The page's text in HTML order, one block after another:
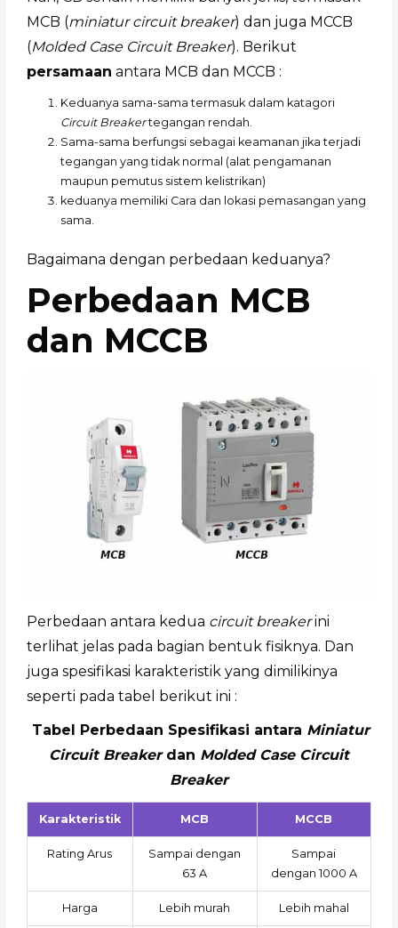
MCB (miniatur circuit breaker) dan juga MCCB
(Molded Case Circuit Breaker). Berikut
persamaan antara MCB dan MCCB :
Keduanya sama-sama termasuk dalam katagori
Circuit Breakertegangan rendah.
Sama-sama berfungsi sebagai keamanan jika terjadi
tegangan yang tidak normal (alat pengamanan
maupun pemutus sistem kelistrikan)
keduanya memiliki Cara dan lokasi pemasangan yang
sama.
Bagaimana dengan perbedaan keduanya?
Perbedaan MCB
dan MCCB
Perbedaan antara kedua circuit breakerini
terlihat jelas pada bagian bentuk fisiknya. Dan
juga spesifikasi karakteristik yang dimilikinya
seperti pada tabel berikut ini :
Tabel Perbedaan Spesifikasi antara Miniatur
Circuit Breakerdan Molded Case Circuit
Breaker
Karakteristik MCB MCCB
Rating Arus
Sampai dengan
63 A
Sampai
dengan 1000 A
Harga Lebih murah Lebih mahal